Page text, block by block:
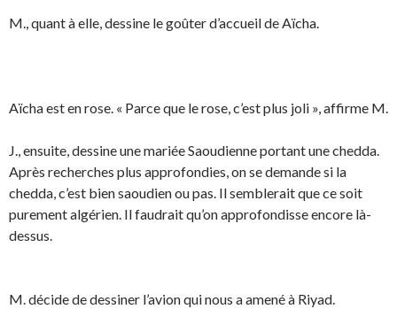
M., quant à elle, dessine le goûter d’accueil de Aïcha.
Aïcha est en rose. « Parce que le rose, c’est plus joli », affirme M.
J., ensuite, dessine une mariée Saoudienne portant une chedda.
Après recherches plus approfondies, on se demande si la
chedda, c’est bien saoudien ou pas. Il semblerait que ce soit
purement algérien. Il faudrait qu’on approfondisse encore là-
dessus.
M. décide de dessiner l’avion qui nous a amené à Riyad.